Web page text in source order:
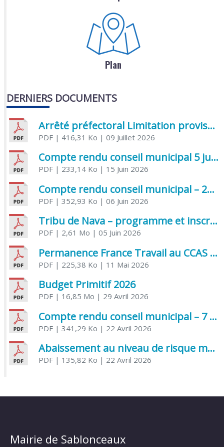
Plan
DERNIERS DOCUMENTS
Arrêté préfectoral Limitation provisoire des usages de l’eau
PDF| 416,31 Ko | 09 Juillet 2026
Compte rendu conseil municipal 5 juin 2026 sénatoriale
PDF| 233,14 Ko | 15 Juin 2026
Compte rendu conseil municipal – 21 avril 2026
PDF| 352,93 Ko | 06 Juin 2026
Tribu de Nava – programme et inscriptions été 2026
PDF| 2,61 Mo | 05 Juin 2026
Permanence France Travail au CCAS de Saujon Juin 2026
PDF| 225,38 Ko | 11 Mai 2026
Budget Primitif 2026
PDF| 16,85 Mo | 29 Avril 2026
Compte rendu conseil municipal – 7 avril 2026
PDF| 341,29 Ko | 22 Avril 2026
Abaissement au niveau de risque modéré de l’Influenza aviaire
PDF| 135,82 Ko | 22 Avril 2026
Mairie de Sablonceaux